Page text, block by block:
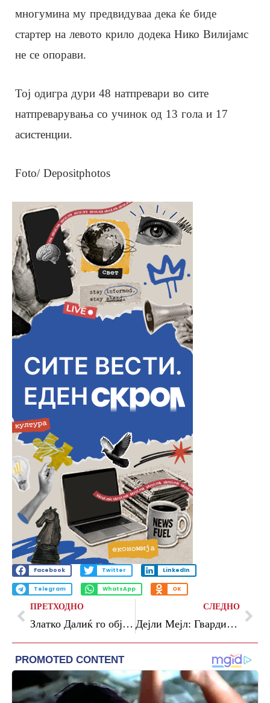
многумина му предвидуваа дека ќе биде
стартер на левото крило додека Нико Вилијамс
не се опорави.
Тој одигра дури 48 натпревари во сите
натпреварувања со учинок од 13 гола и 17
асистенции.
Foto/ Depositphotos
Facebook Twitter LinkedIn
Telegram WhatsApp OK
ПРЕТХОДНО
Златко Далиќ го објави списокот за Светското првенство
СЛЕДНО
Дејли Мејл: Гвардиола во недела си оди од Манчестер Сити